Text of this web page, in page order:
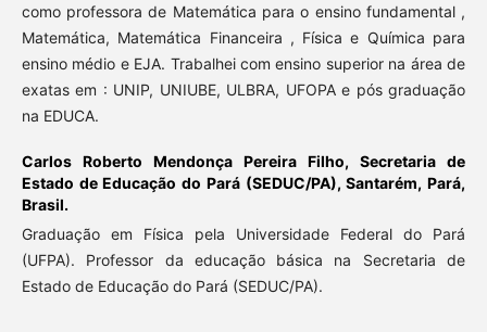
como professora de Matemática para o ensino fundamental ,
Matemática, Matemática Financeira , Física e Química para
ensino médio e EJA. Trabalhei com ensino superior na área de
exatas em : UNIP, UNIUBE, ULBRA, UFOPA e pós graduação
na EDUCA.
Carlos Roberto Mendonça Pereira Filho,Secretaria de
Estado de Educação do Pará (SEDUC/PA), Santarém, Pará,
Brasil.
Graduação em Física pela Universidade Federal do Pará
(UFPA). Professor da educação básica na Secretaria de
Estado de Educação do Pará (SEDUC/PA).